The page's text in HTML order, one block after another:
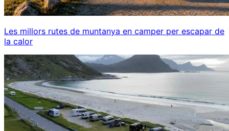
Les millors rutes de muntanya en camper per escapar de
la calor